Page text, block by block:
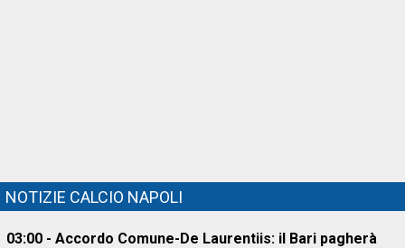
NOTIZIE CALCIO NAPOLI
03:00 - Accordo Comune-De Laurentiis: il Bari pagherà